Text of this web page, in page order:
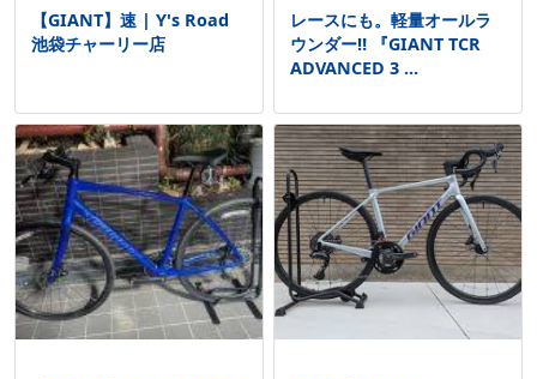
【GIANT】速 | Y's Road
池袋チャーリー店
レースにも。軽量オールラ
ウンダー‼ 『GIANT TCR
ADVANCED 3 ...